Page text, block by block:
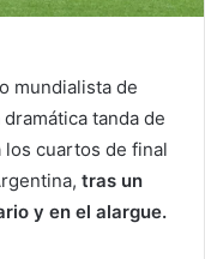
mundialista de
tanda de
los cuartos de final
tras un
y en el alargue.